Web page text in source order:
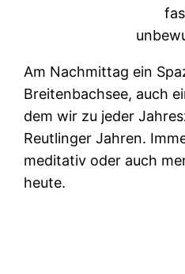
Am Nachmittag ein
Breitenbachsee, auch
dem wir zu jeder
Reutlinger Jahren.
meditativ oder auch
heute.